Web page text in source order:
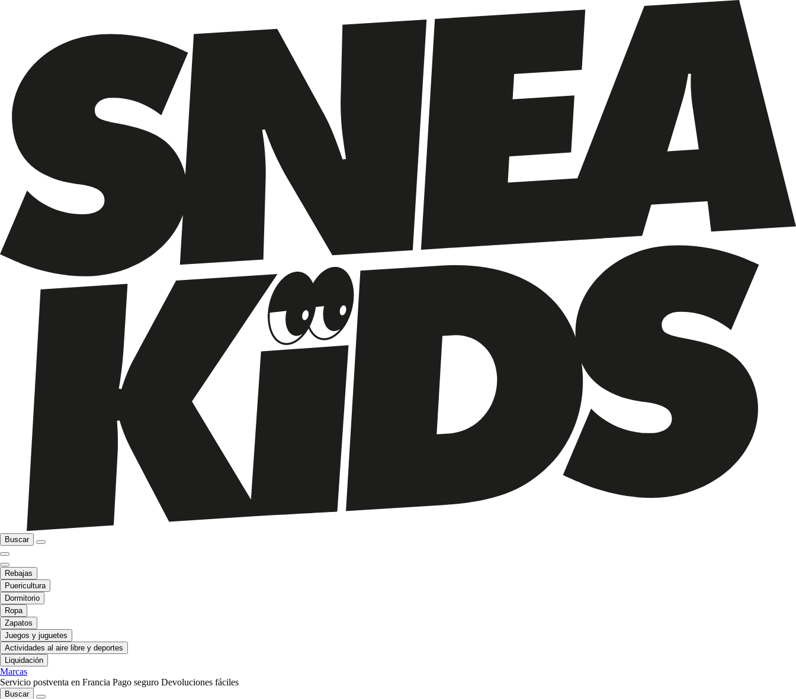
Buscar
Rebajas
Puericultura
Dormitorio
Ropa
Zapatos
Juegos y juguetes
Actividades al aire libre y deportes
Liquidación
Marcas
Servicio postventa en Francia Pago seguro Devoluciones fáciles
Buscar